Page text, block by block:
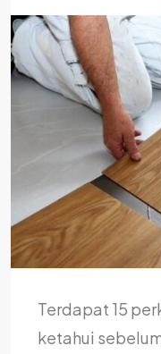
Terdapat 15
ketahui